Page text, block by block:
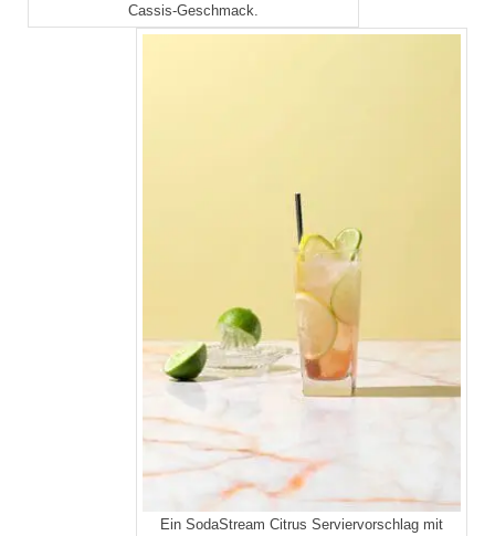
Cassis-Geschmack.
Ein SodaStream Citrus Serviervorschlag mit